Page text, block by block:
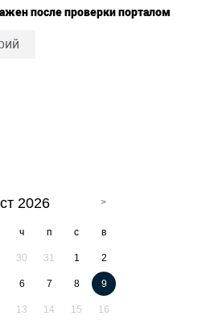
после проверки порталом
2026
ч п с в
30 31 1 2
6 7 8 9
13 14 15 16